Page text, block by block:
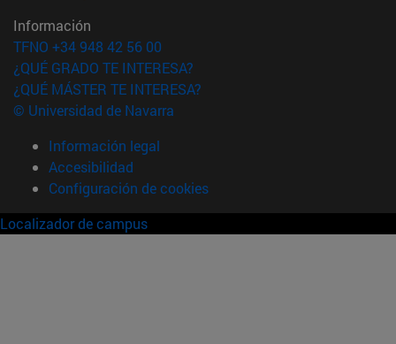
Información
TFNO +34 948 42 56 00
¿QUÉ GRADO TE INTERESA?
¿QUÉ MÁSTER TE INTERESA?
© Universidad de Navarra
Información legal
Accesibilidad
Configuración de cookies
Localizador de campus